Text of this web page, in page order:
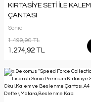
KIRTASİYE SETİ İLE KALEM
ÇANTASI
Sonic
1.499,90 TL
1.274,92 TL